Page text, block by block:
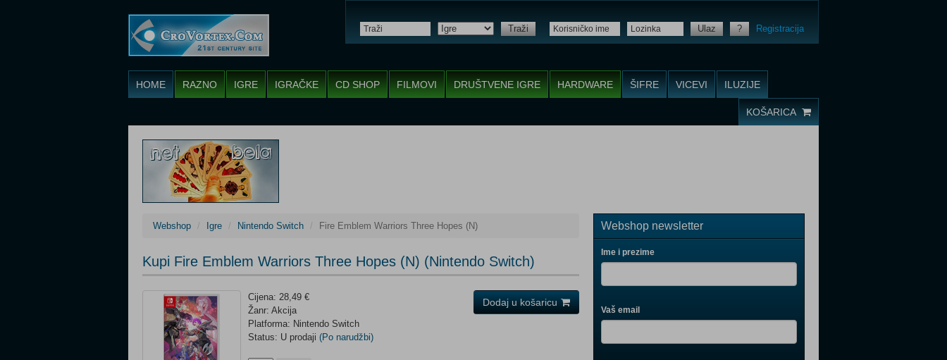
Traži Ulaz ? Registracija
HOME RAZNO IGRE IGRAČKE CD SHOP FILMOVI DRUŠTVENE IGRE HARDWARE ŠIFRE VICEVI ILUZIJE
KOŠARICA
Webshop Igre Nintendo Switch Fire Emblem Warriors Three Hopes (N)
Kupi Fire Emblem Warriors Three Hopes (N) (Nintendo Switch)
Cijena: 28,49 €
Žanr: Akcija
Platforma: Nintendo Switch
Status: U prodaji (Po narudžbi)
Dodaj u košaricu
Webshop newsletter
Ime i prezime
Vaš email